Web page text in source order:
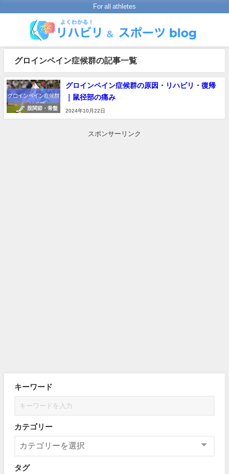
For all athletes
グロインペイン症候群の記事一覧
股関節・骨盤
グロインペイン症候群の原因・リハビリ・復帰
｜鼠径部の痛み
2024年10月22日
スポンサーリンク
キーワード
カテゴリー
タグ